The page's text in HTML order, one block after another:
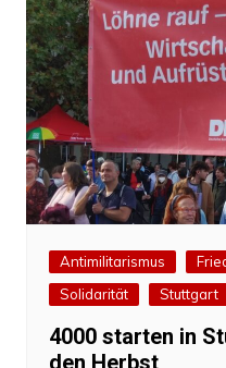
Antimilitarismus
Solidarität
Stuttgart
4000 starten in